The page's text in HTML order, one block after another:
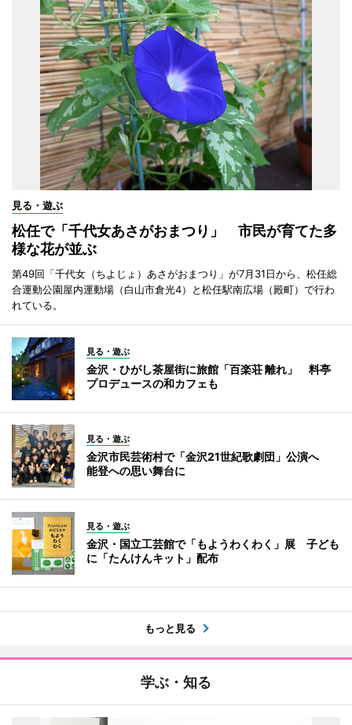
見る・遊ぶ
松任で「千代女あさがおまつり」 市民が育てた多
様な花が並ぶ
第49回「千代女（ちよじょ）あさがおまつり」が7月31日から、松任総
合運動公園屋内運動場（白山市倉光4）と松任駅南広場（殿町）で行わ
れている。
見る・遊ぶ
金沢・ひがし茶屋街に旅館「百楽荘 離れ」 料亭
プロデュースの和カフェも
見る・遊ぶ
金沢市民芸術村で「金沢21世紀歌劇団」公演へ
能登への思い舞台に
見る・遊ぶ
金沢・国立工芸館で「もようわくわく」展 子ども
に「たんけんキット」配布
もっと見る
学ぶ・知る